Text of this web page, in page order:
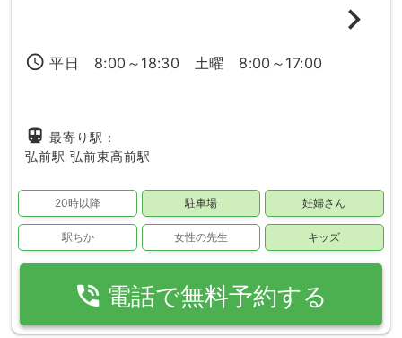
access_time 平日 8:00～18:30 土曜 8:00～17:00
directions_subway 最寄り駅：
弘前駅 弘前東高前駅
20時以降 駐車場 妊婦さん
駅ちか 女性の先生 キッズ
phone_in_talk 電話で無料予約する